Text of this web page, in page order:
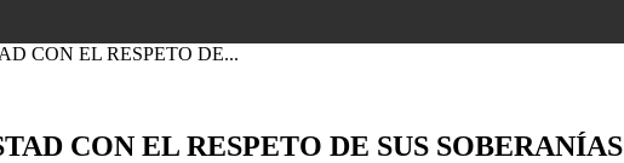
CON EL RESPETO DE...
CON EL RESPETO DE SUS SOBERANÍAS